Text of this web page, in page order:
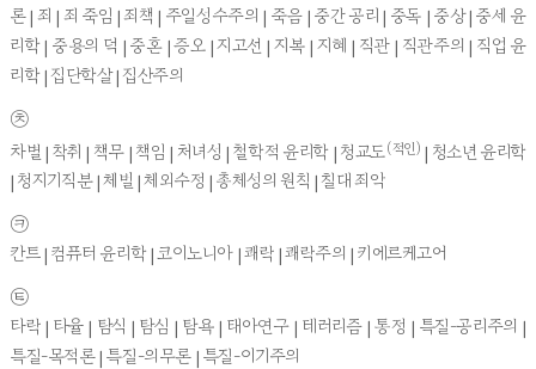
론 | 죄 | 죄 죽임 | 죄책 | 주일성수주의 | 죽음 | 중간 공리 | 중독 | 중상 | 중세 윤
리학 | 중용의 덕 | 중혼 | 증오 | 지고선 | 지복 | 지혜 | 직관 | 직관주의 | 직업 윤
리학 | 집단학살 | 집산주의
㉩
차별 | 착취 | 책무 | 책임 | 처녀성 | 철학적 윤리학 | 청교도(적인) | 청소년 윤리학
| 청지기직분 | 체벌 | 체외수정 | 총체성의 원칙 | 칠대 죄악
㉪
칸트 | 컴퓨터 윤리학 | 코이노니아 | 쾌락 | 쾌락주의 | 키에르케고어
㉫
타락 | 타율 | 탐식 | 탐심 | 탐욕 | 태아연구 | 테러리즘 | 통정 | 특질-공리주의 |
특질-목적론 | 특질-의무론 | 특질-이기주의